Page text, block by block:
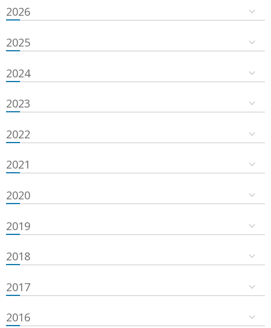
2026
2025
2024
2023
2022
2021
2020
2019
2018
2017
2016